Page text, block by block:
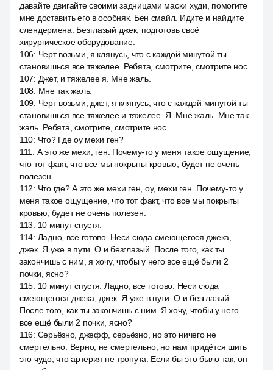
давайте двигайте своими задницами маски худи, помогите
мне доставить его в особняк. Бен смайл. Идите и найдите
слендермена. Безглазый джек, подготовь своё
хирургическое оборудование.
106: Черт возьми, я клянусь, что с каждой минутой ты
становишься все тяжелее. Ребята, смотрите, смотрите нос.
107: Джет, и тяжелее я. Мне жаль.
108: Мне так жаль.
109: Черт возьми, джет, я клянусь, что с каждой минутой ты
становишься все тяжелее и тяжелее. Я. Мне жаль. Мне так
жаль. Ребята, смотрите, смотрите нос.
110: Что? Где оу мехи ген?
111 : А это же мехи, ген. Почему-то у меня такое ощущение,
что тот факт, что все мы покрыты кровью, будет не очень
полезен.
112: Что где? А это же мехи ген, оу, мехи ген. Почему-то у
меня такое ощущение, что тот факт, что все мы покрыты
кровью, будет не очень полезен.
113: 10 минут спустя.
114: Ладно, все готово. Неси сюда смеющегося джека,
джек. Я уже в пути. О и безглазый. После того, как ты
закончишь с ним, я хочу, чтобы у него все ещё были 2
почки, ясно?
115: 10 минут спустя. Ладно, все готово. Неси сюда
смеющегося джека, джек. Я уже в пути. О и безглазый.
После того, как ты закончишь с ним. Я хочу, чтобы у него
все ещё были 2 почки, ясно?
116: Серьёзно, джефф, серьёзно, но это ничего не
смертельно. Верно, не смертельно, но нам придётся шить
это чудо, что артерия не тронута. Если бы это было так, он